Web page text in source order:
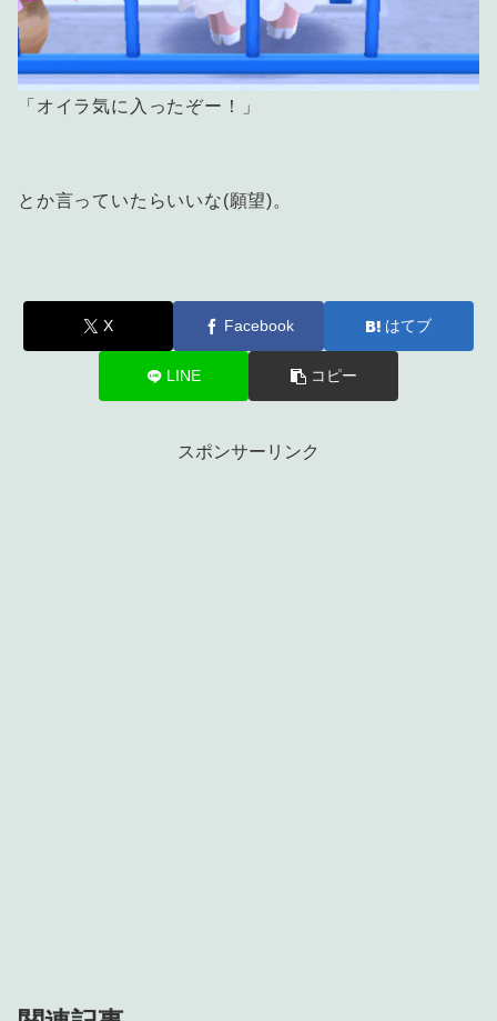
「オイラ気に入ったぞー！」
とか言っていたらいいな(願望)。
X Facebook はてブ
LINE コピー
スポンサーリンク